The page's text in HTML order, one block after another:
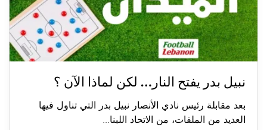
نبيل بدر يفتح النار… لكن لماذا الآن ؟
بعد مقابلة رئيس نادي الأنصار نبيل بدر التي تناول فيها
العديد من الملفات، من الاتحاد اللبنا...